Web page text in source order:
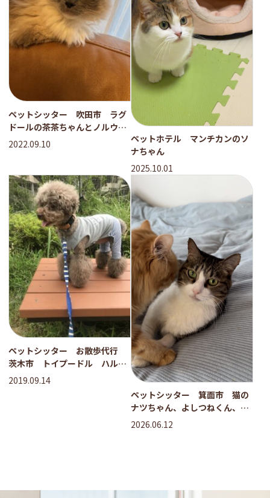
ペットシッター 吹田市 ラグ
ドールの茶茶ちゃんとノルウェ
ージャンフォレストキャットの
2022.09.10
ペットホテル マンチカンのソ
ナちゃん
2025.10.01
ペットシッター お散歩代行
茨木市 トイプードル ハルく
んとこたろーくん
2019.09.14
ペットシッター 箕面市 猫の
ナツちゃん、よしつねくん、う
みちゃん
2026.06.12